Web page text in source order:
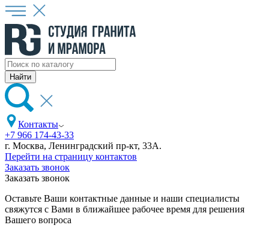
Контакты
+7 966 174-43-33
г. Москва, Ленинградский пр-кт, 33А.
Перейти на страницу контактов
Заказать звонок
Заказать звонок
Оставьте Ваши контактные данные и наши специалисты
свяжутся с Вами в ближайшее рабочее время для решения
Вашего вопроса